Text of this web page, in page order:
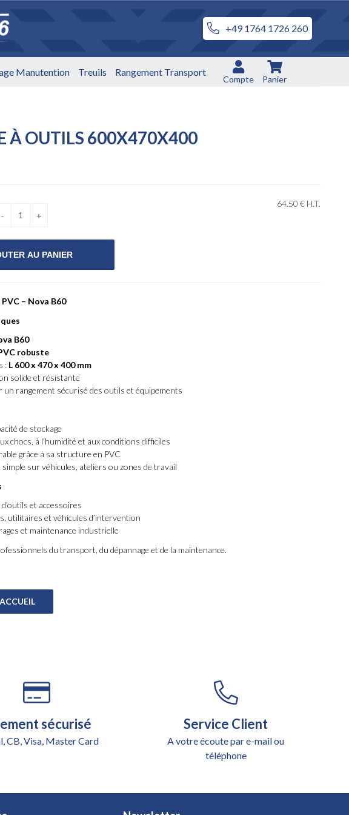
+49 1764 1726 260
Manutention Treuils Rangement Transport
Compte Panier
À OUTILS 600X470X400
64.50 € H.T.
– Nova B60
B60
robuste
: L 600 x 470 x 400 mm
solide et résistante
un rangement sécurisé des outils et équipements
de stockage
chocs, à l’humidité et aux conditions difficiles
grâce à sa structure en PVC
sur véhicules, ateliers ou zones de travail
et accessoires
utilitaires et véhicules d’intervention
et maintenance industrielle
du transport, du dépannage et de la maintenance.
sécurisé
CB, Visa, Master Card
Service Client
A votre écoute par e-mail ou
téléphone